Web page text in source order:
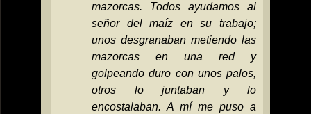
mazorcas. Todos ayudamos al
señor del maíz en su trabajo;
unos desgranaban metiendo las
mazorcas en una red y
golpeando duro con unos palos,
otros lo juntaban y lo
encostalaban. A mí me puso a